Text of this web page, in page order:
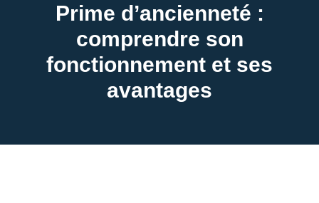
Prime d’ancienneté :
comprendre son
fonctionnement et ses
avantages